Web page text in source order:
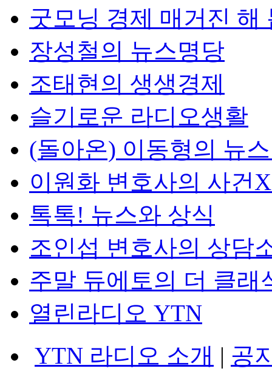
굿모닝 경제 매거진 해
장성철의 뉴스명당
조태현의 생생경제
슬기로운 라디오생활
(돌아온) 이동형의 뉴
이원화 변호사의 사건
톡톡! 뉴스와 상식
조인섭 변호사의 상담
주말 듀에토의 더 클래
열린라디오 YTN
YTN 라디오 소개 | 공